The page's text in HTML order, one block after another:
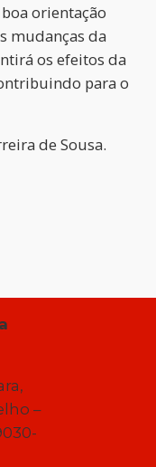
orientação
mudanças da
os efeitos da
para o
de Sousa.
–